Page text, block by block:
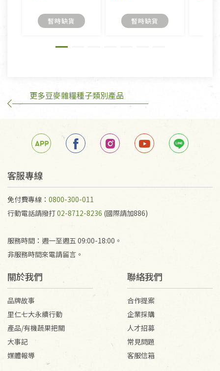
內衣褲、襪子、口罩個人衛生用品除商品本身有瑕疵
外,依據《通訊交易解除權合理例外情事適用準
訂購手抄稿退貨需知：
若未保持原包裝方式或未使用原箱退回，導致書籍有
任何折損、磨損、污損或凹角，將不接受退貨，也不
不接受退貨之手抄稿，為敬重法寶故，里仁網購無法
代為結緣處理等。 若需將手抄稿寄還給消費者，因而
產生的運費100元/箱將由消費者負擔。
暫時缺貨 暫時缺貨
更多豆麥雜糧種子類別產品
客服專線
免付費專線： 0800-300-011
行動電話請撥打02-8712-8236 (國際請加886)
服務時間：週一至週五 09:00-18:00。
非服務時間來電請留言。
關於我們
品牌故事
里仁七大永續行動
產品/有機蔬果把關
大事記
媒體報導
聯絡我們
合作提案
企業採購
人才招募
常見問題
客服信箱